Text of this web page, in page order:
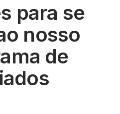
para se
nosso
de